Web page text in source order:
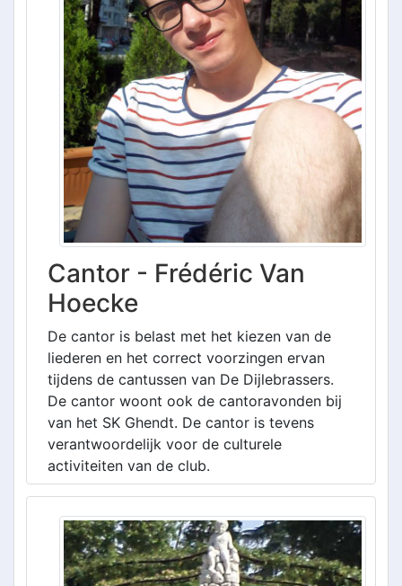
Cantor - Frédéric Van
Hoecke
De cantor is belast met het kiezen van de
liederen en het correct voorzingen ervan
tijdens de cantussen van De Dijlebrassers.
De cantor woont ook de cantoravonden bij
van het SK Ghendt. De cantor is tevens
verantwoordelijk voor de culturele
activiteiten van de club.